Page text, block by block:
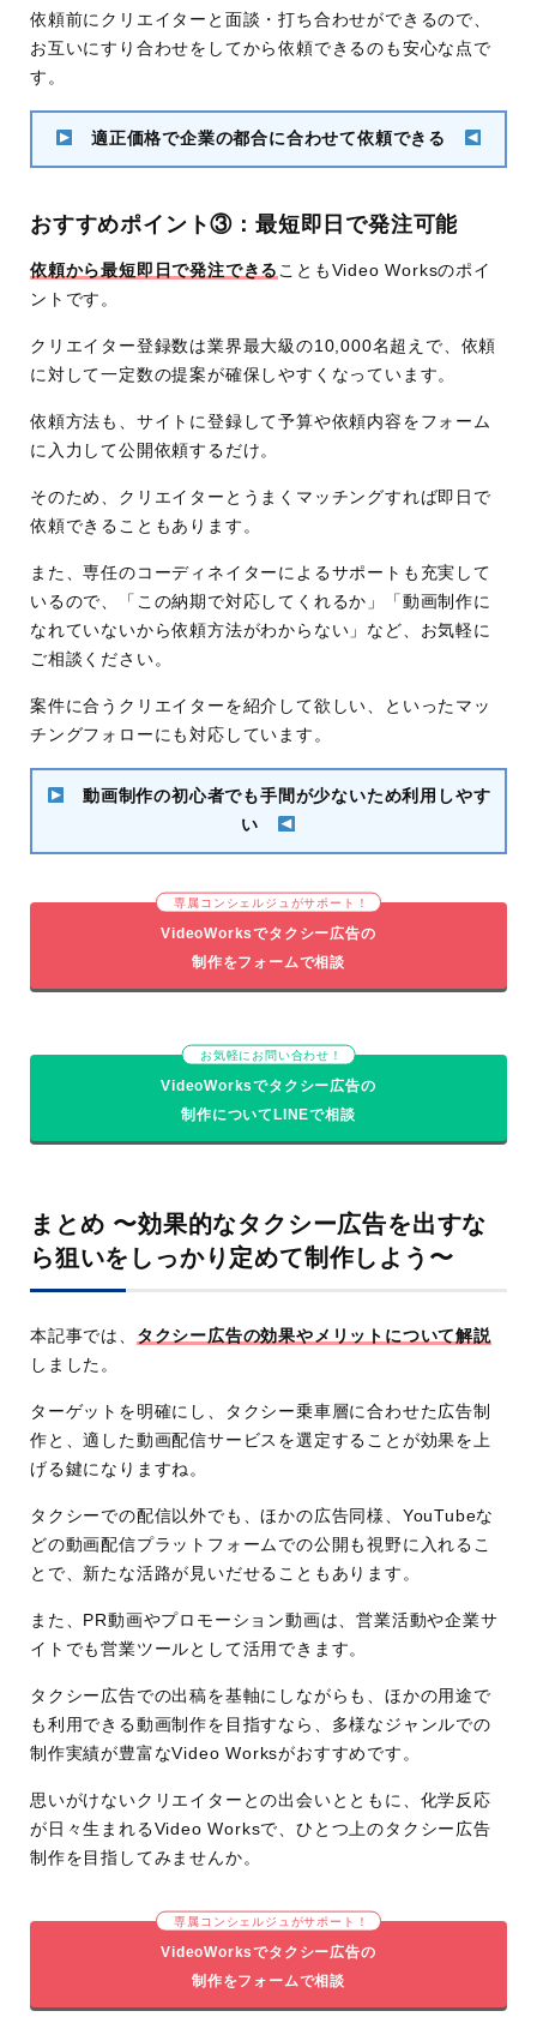
依頼前にクリエイターと面談・打ち合わせができるので、
お互いにすり合わせをしてから依頼できるのも安心な点で
す。
適正価格で企業の都合に合わせて依頼できる
おすすめポイント③：最短即日で発注可能
依頼から最短即日で発注できる こともVideo Worksのポイ
ントです。
クリエイター登録数は業界最大級の10,000名超えで、依頼
に対して一定数の提案が確保しやすくなっています。
依頼方法も、サイトに登録して予算や依頼内容をフォーム
に入力して公開依頼するだけ。
そのため、クリエイターとうまくマッチングすれば即日で
依頼できることもあります。
また、専任のコーディネイターによるサポートも充実して
いるので、「この納期で対応してくれるか」「動画制作に
なれていないから依頼方法がわからない」など、お気軽に
ご相談ください。
案件に合うクリエイターを紹介して欲しい、といったマッ
チングフォローにも対応しています。
動画制作の初心者でも手間が少ないため利用しやす
い
専属コンシェルジュがサポート！
VideoWorksでタクシー広告の
制作をフォームで相談
お気軽にお問い合わせ！
VideoWorksでタクシー広告の
制作についてLINEで相談
まとめ 〜効果的なタクシー広告を出すな
ら狙いをしっかり定めて制作しよう〜
本記事では、 タクシー広告の効果やメリットについて解説
しました。
ターゲットを明確にし、タクシー乗車層に合わせた広告制
作と、適した動画配信サービスを選定することが効果を上
げる鍵になりますね。
タクシーでの配信以外でも、ほかの広告同様、YouTubeな
どの動画配信プラットフォームでの公開も視野に入れるこ
とで、新たな活路が見いだせることもあります。
また、PR動画やプロモーション動画は、営業活動や企業サ
イトでも営業ツールとして活用できます。
タクシー広告での出稿を基軸にしながらも、ほかの用途で
も利用できる動画制作を目指すなら、多様なジャンルでの
制作実績が豊富なVideo Worksがおすすめです。
思いがけないクリエイターとの出会いとともに、化学反応
が日々生まれるVideo Worksで、ひとつ上のタクシー広告
制作を目指してみませんか。
専属コンシェルジュがサポート！
VideoWorksでタクシー広告の
制作をフォームで相談